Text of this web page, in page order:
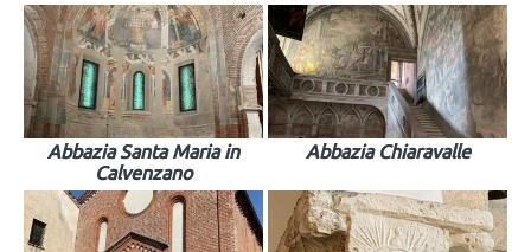
Abbazia Santa Maria in
Calvenzano
Abbazia Chiaravalle